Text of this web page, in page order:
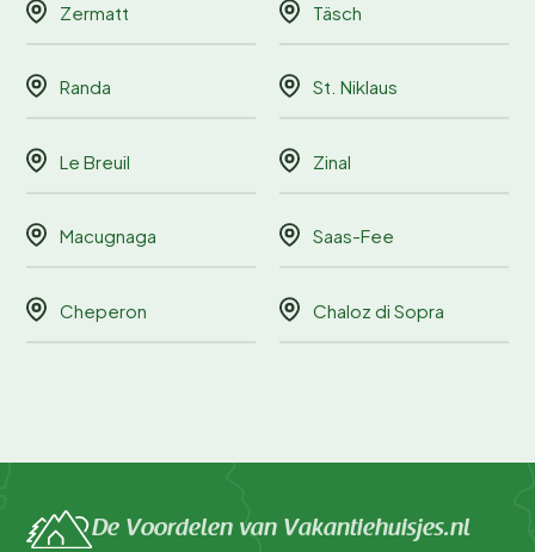
Zermatt Täsch
Randa St. Niklaus
Le Breuil Zinal
Macugnaga Saas-Fee
Cheperon Chaloz di Sopra
De Voordelen van Vakantiehuisjes.nl